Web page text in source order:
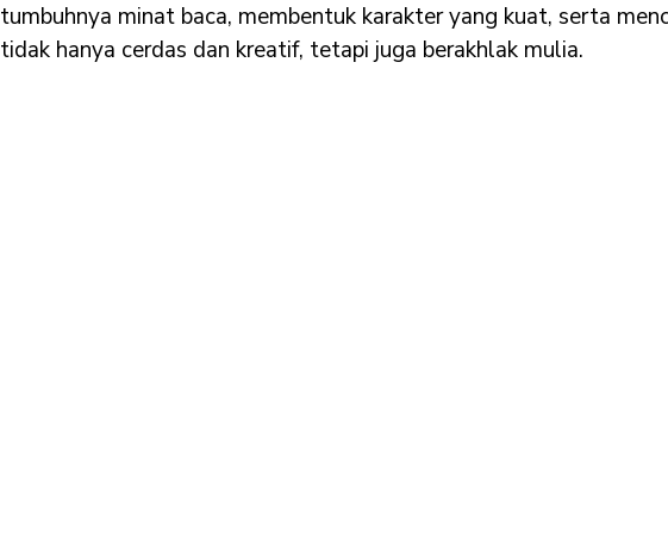
tumbuhnya minat baca, membentuk karakter yang kuat, serta
tidak hanya cerdas dan kreatif, tetapi juga berakhlak mulia.